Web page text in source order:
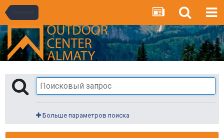
Больше параметров поиска